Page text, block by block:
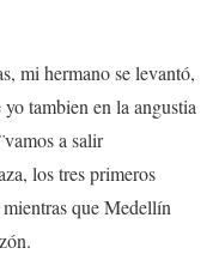
mi hermano se levantó,
tambien en la angustia
a salir
los tres primeros
que Medellín